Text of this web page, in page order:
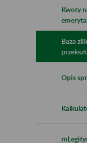
Kwoty
Baza
Opis